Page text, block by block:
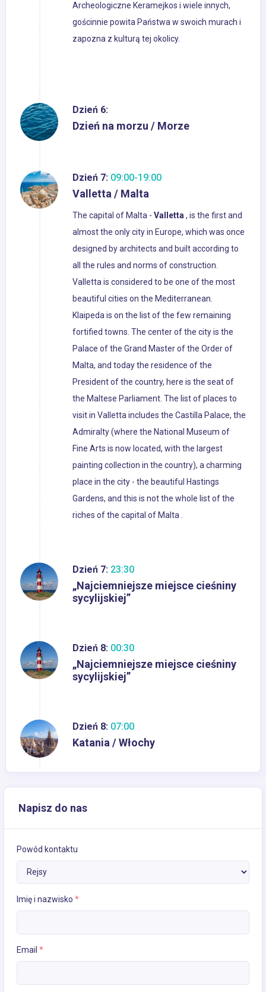
Archeologiczne Keramejkos i wiele innych,
gościnnie powita Państwa w swoich murach i
zapozna z kulturą tej okolicy.
Dzień 6:
Dzień na morzu / Morze
Dzień 7: 09:00-19:00
Valletta / Malta
The capital of Malta - Valletta , is the first and
almost the only city in Europe, which was once
designed by architects and built according to
all the rules and norms of construction.
Valletta is considered to be one of the most
beautiful cities on the Mediterranean.
Klaipeda is on the list of the few remaining
fortified towns. The center of the city is the
Palace of the Grand Master of the Order of
Malta, and today the residence of the
President of the country, here is the seat of
the Maltese Parliament. The list of places to
visit in Valletta includes the Castilla Palace, the
Admiralty (where the National Museum of
Fine Arts is now located, with the largest
painting collection in the country), a charming
place in the city - the beautiful Hastings
Gardens, and this is not the whole list of the
riches of the capital of Malta .
Dzień 7: 23:30
„Najciemniejsze miejsce cieśniny
sycylijskiej”
Dzień 8: 00:30
„Najciemniejsze miejsce cieśniny
sycylijskiej”
Dzień 8: 07:00
Katania / Włochy
Napisz do nas
Powód kontaktu
Imię i nazwisko *
Email *